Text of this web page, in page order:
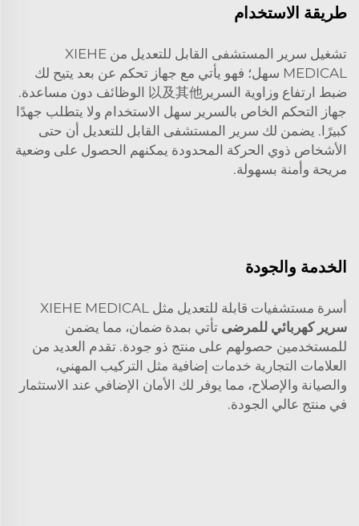
طريقة الاستخدام
تشغيل سرير المستشفى القابل للتعديل من XIEHE
MEDICAL سهل؛ فهو يأتي مع جهاز تحكم عن بعد يتيح لك
ضبط ارتفاع وزاوية السرير以及其他 الوظائف دون مساعدة.
جهاز التحكم الخاص بالسرير سهل الاستخدام ولا يتطلب جهدًا
كبيرًا. يضمن لك سرير المستشفى القابل للتعديل أن حتى
الأشخاص ذوي الحركة المحدودة يمكنهم الحصول على وضعية
مريحة وأمنة بسهولة.
الخدمة والجودة
أسرة مستشفيات قابلة للتعديل مثل XIEHE MEDICAL
سرير كهربائي للمرضى تأتي بمدة ضمان، مما يضمن
للمستخدمين حصولهم على منتج ذو جودة. تقدم العديد من
العلامات التجارية خدمات إضافية مثل التركيب المهني،
والصيانة والإصلاح، مما يوفر لك الأمان الإضافي عند الاستثمار
في منتج عالي الجودة.